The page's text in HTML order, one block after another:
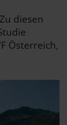
diesen
Österreich,